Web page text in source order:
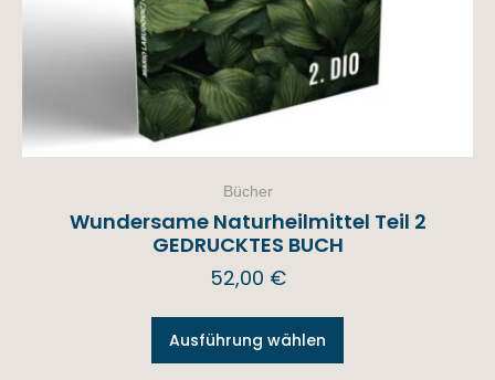
Bücher
Wundersame Naturheilmittel Teil 2
GEDRUCKTES BUCH
52,00 €
Ausführung wählen